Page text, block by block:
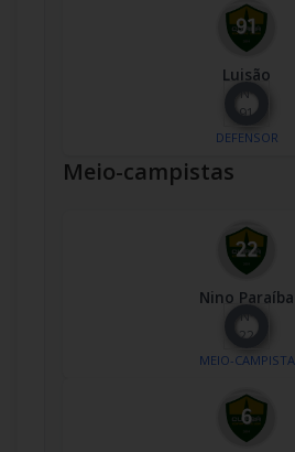
Luisão
Nº
91
DEFENSOR
Meio-campistas
Nino Paraíba
Nº
22
MEIO-CAMPISTA